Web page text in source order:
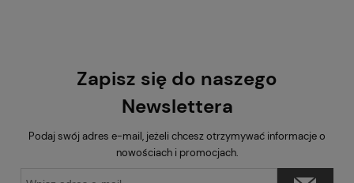
Zapisz się do naszego
Newslettera
Podaj swój adres e-mail, jeżeli chcesz otrzymywać informacje o
nowościach i promocjach.